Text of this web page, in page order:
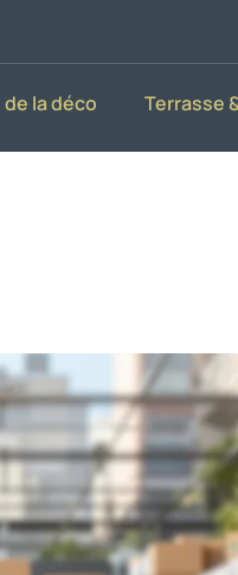
la déco Terrasse